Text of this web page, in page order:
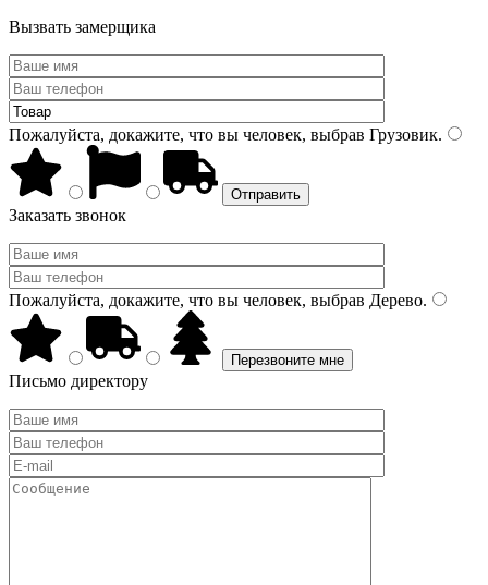
Вызвать замерщика
Пожалуйста, докажите, что вы человек, выбрав Грузовик.
Заказать звонок
Пожалуйста, докажите, что вы человек, выбрав Дерево.
Письмо директору